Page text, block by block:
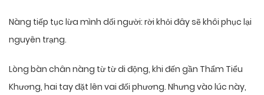
Nàng tiếp tục lừa mình dối người: rời khỏi đây sẽ khôi phục lại
nguyên trạng.
Lòng bàn chân nàng từ từ di động, khi đến gần Thẩm Tiểu
Khương, hai tay đặt lên vai đối phương. Nhưng vào lúc này,